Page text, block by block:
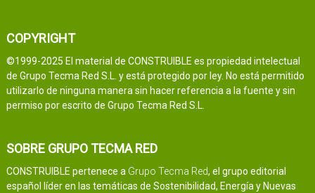
COPYRIGHT
©1999-2025 El material de CONSTRUIBLE es propiedad intelectual
de Grupo Tecma Red S.L. y está protegido por ley. No está permitido
utilizarlo de ninguna manera sin hacer referencia a la fuente y sin
permiso por escrito de Grupo Tecma Red S.L.
SOBRE GRUPO TECMA RED
CONSTRUIBLE pertenece a Grupo Tecma Red, el grupo editorial
español líder en las temáticas de Sostenibilidad, Energía y Nuevas